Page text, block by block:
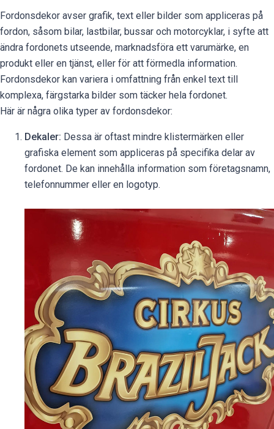
Fordonsdekor avser grafik, text eller bilder som appliceras på
fordon, såsom bilar, lastbilar, bussar och motorcyklar, i syfte att
ändra fordonets utseende, marknadsföra ett varumärke, en
produkt eller en tjänst, eller för att förmedla information.
Fordonsdekor kan variera i omfattning från enkel text till
komplexa, färgstarka bilder som täcker hela fordonet.
Här är några olika typer av fordonsdekor:
Dekaler: Dessa är oftast mindre klistermärken eller
grafiska element som appliceras på specifika delar av
fordonet. De kan innehålla information som företagsnamn,
telefonnummer eller en logotyp.